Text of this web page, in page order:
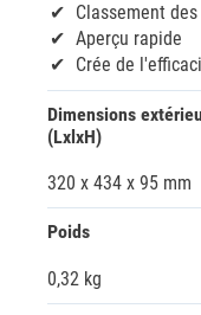
Classement
Aperçu rapide
Crée de
Dimensions
(LxlxH)
320 x 434 x 95 mm
Poids
0,32 kg